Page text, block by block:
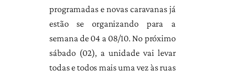
programadas e novas caravanas já
estão se organizando para a
semana de 04 a 08/10. No próximo
sábado (02), a unidade vai levar
todas e todos mais uma vez às ruas